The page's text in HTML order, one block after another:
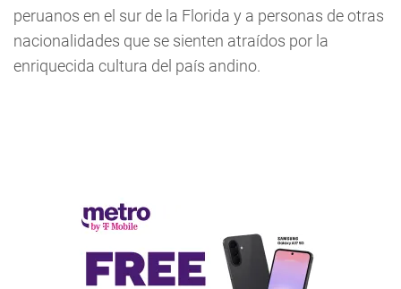
peruanos en el sur de la Florida y a personas de otras
nacionalidades que se sienten atraídos por la
enriquecida cultura del país andino.